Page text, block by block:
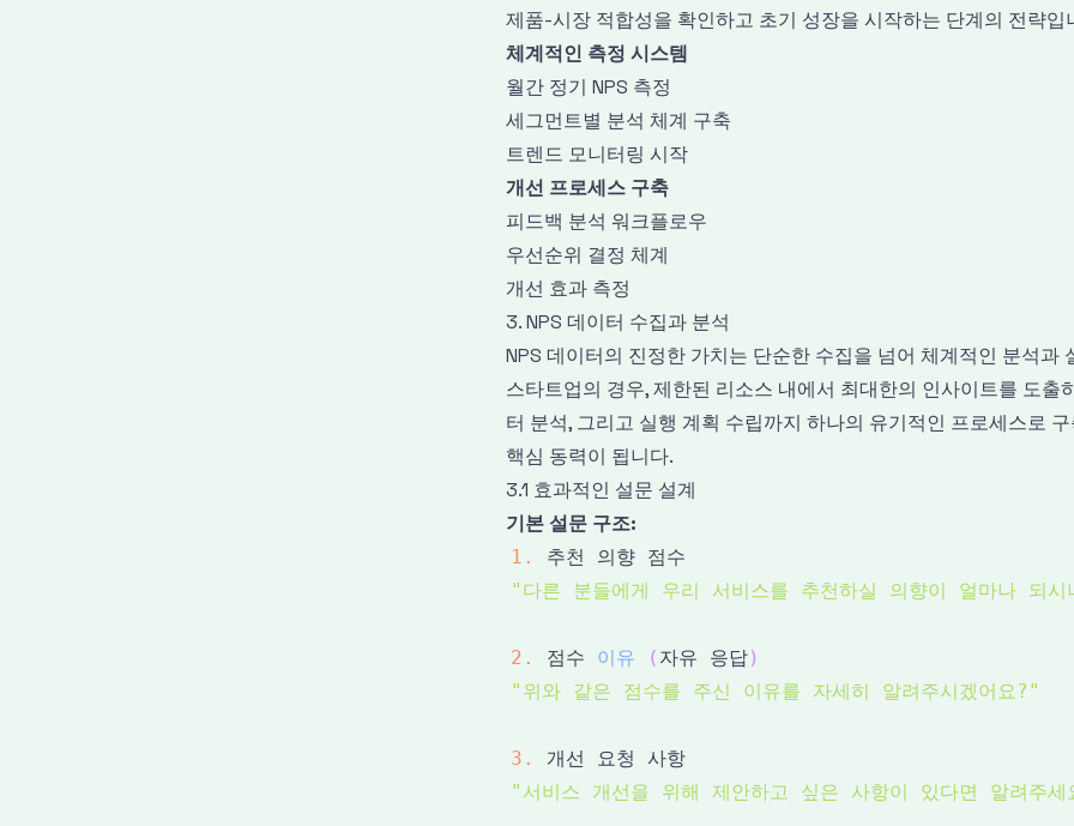
제품-시장 적합성을 확인하고 초기 성장을 시작하는 단계의 전략입
체계적인 측정 시스템
월간 정기 NPS 측정
세그먼트별 분석 체계 구축
트렌드 모니터링 시작
개선 프로세스 구축
피드백 분석 워크플로우
우선순위 결정 체계
개선 효과 측정
3. NPS 데이터 수집과 분석
NPS 데이터의 진정한 가치는 단순한 수집을 넘어 체계적인 분석과
스타트업의 경우, 제한된 리소스 내에서 최대한의 인사이트를 도출
터 분석, 그리고 실행 계획 수립까지 하나의 유기적인 프로세스로
핵심 동력이 됩니다.
3.1 효과적인 설문 설계
기본 설문 구조:
1.
"다른 분들에게 우리 서비스를 추천하실 의향이 얼마나 되시
2. 점수 이유 ( 자유 응답)
"위와 같은 점수를 주신 이유를 자세히 알려주시겠어요?"
3.
"서비스 개선을 위해 제안하고 싶은 사항이 있다면 알려주